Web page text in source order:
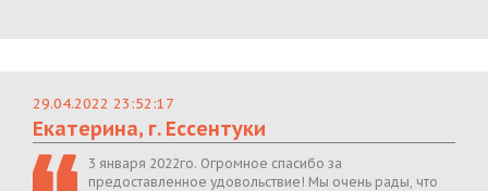
29.04.2022 23:52:17
Екатерина, г. Ессентуки
3 января 2022го. Огромное спасибо за
предоставленное удовольствие! Мы очень рады, что